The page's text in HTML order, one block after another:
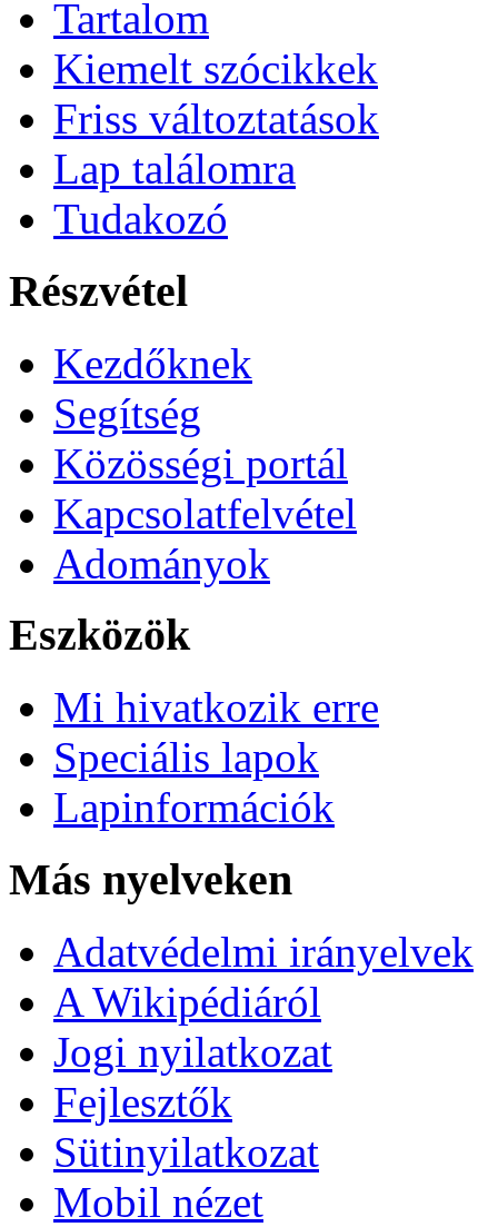
Tartalom
Kiemelt szócikkek
Friss változtatások
Lap találomra
Tudakozó
Részvétel
Kezdőknek
Segítség
Közösségi portál
Kapcsolatfelvétel
Adományok
Eszközök
Mi hivatkozik erre
Speciális lapok
Lapinformációk
Más nyelveken
Adatvédelmi irányelvek
A Wikipédiáról
Jogi nyilatkozat
Fejlesztők
Sütinyilatkozat
Mobil nézet